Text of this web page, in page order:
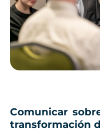
Comunicar
transformación